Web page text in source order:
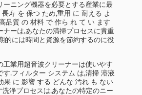
ーニング機器を必要とする産業に最
寿 を 保つ ため,重用 に 耐える よ
品質 の 材料 で 作ら れ て い ます
ナーは,あなたの清掃プロセスに貴重
的には時間と資源を節約するのに役
工業用超音波クリーナーは使いやす
す.フィルター システム は,清掃 溶液
果 に 影響 する どんな 汚れ も ない
洗浄プロセスは,あなたの特定のニー